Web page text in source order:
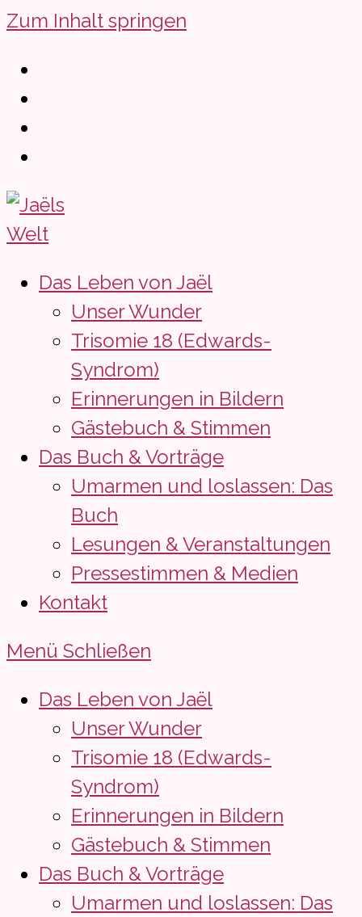
Zum Inhalt springen
Das Leben von Jaël
Unser Wunder
Trisomie 18 (Edwards-
Syndrom)
Erinnerungen in Bildern
Gästebuch & Stimmen
Das Buch & Vorträge
Umarmen und loslassen: Das
Buch
Lesungen & Veranstaltungen
Pressestimmen & Medien
Kontakt
Menü Schließen
Das Leben von Jaël
Unser Wunder
Trisomie 18 (Edwards-
Syndrom)
Erinnerungen in Bildern
Gästebuch & Stimmen
Das Buch & Vorträge
Umarmen und loslassen: Das